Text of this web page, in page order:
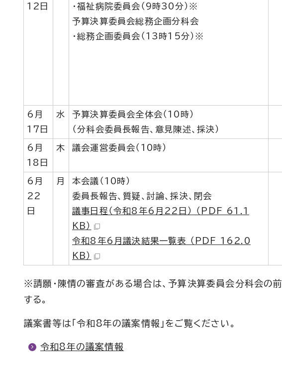
12日
・福祉病院委員会（9時30分）※
予算決算委員会総務企画分科会
・総務企画委員会（13時15分）※
6月
17日
水
予算決算委員会全体会（10時）
（分科会委員長報告、意見陳述、採決）
6月
18日
木 議会運営委員会（10時）
6月
22
日
月
本会議（10時）
委員長報告、質疑、討論、採決、閉会
議事日程（令和8年6月22日） （PDF 61.1
KB）
令和8年6月議決結果一覧表 （PDF 162.0
KB）
※請願・陳情の審査がある場合は、予算決算委員会分科会の
する。
議案書等は「令和8年の議案情報」をご覧ください。
令和8年の議案情報